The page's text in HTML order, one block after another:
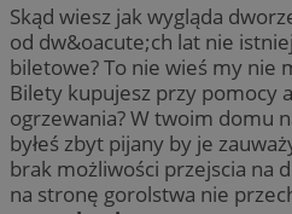
Skąd wiesz jak wygląda
od dw&oacute;ch lat nie
biletowe? To nie wieś my nie
Bilety kupujesz przy pomocy
ogrzewania? W twoim domu
byłeś zbyt pijany by je
brak możliwości przejscia na
na stronę gorolstwa nie